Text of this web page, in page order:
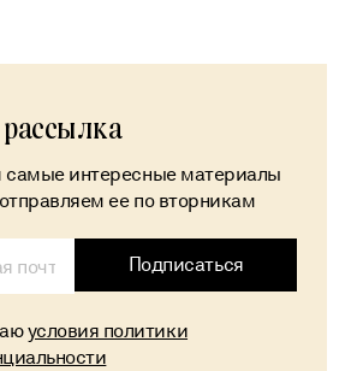
интересные материалы
ее по вторникам
Подписаться
условия политики
Alternative: